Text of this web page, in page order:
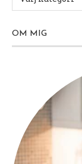
OM MIG